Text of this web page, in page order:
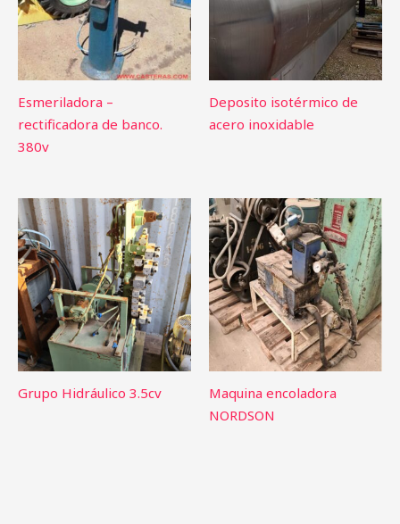
Esmeriladora –
rectificadora de banco.
380v
Deposito isotérmico de
acero inoxidable
Grupo Hidráulico 3.5cv
Maquina encoladora
NORDSON